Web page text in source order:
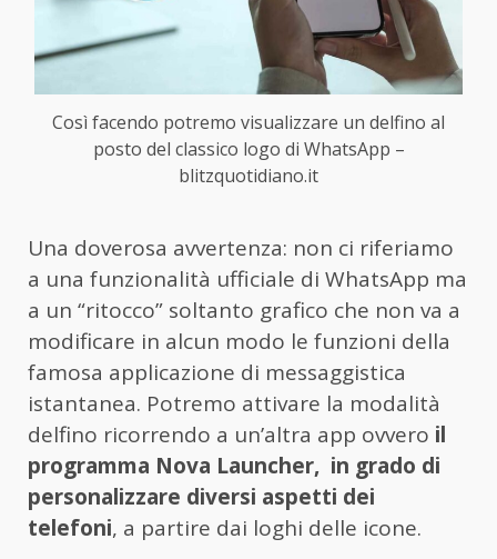
Così facendo potremo visualizzare un delfino al
posto del classico logo di WhatsApp –
blitzquotidiano.it
Una doverosa avvertenza: non ci riferiamo
a una funzionalità ufficiale di WhatsApp ma
a un “ritocco” soltanto grafico che non va a
modificare in alcun modo le funzioni della
famosa applicazione di messaggistica
istantanea. Potremo attivare la modalità
delfino ricorrendo a un’altra app ovvero il
programma Nova Launcher, in grado di
personalizzare diversi aspetti dei
telefoni, a partire dai loghi delle icone.